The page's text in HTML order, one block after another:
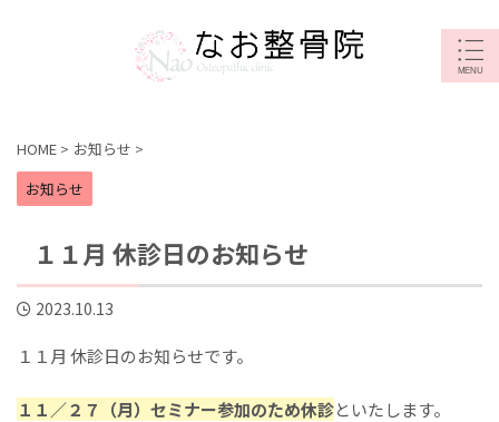
HOME > お知らせ >
お知らせ
１１月 休診日のお知らせ
2023.10.13
１１月 休診日のお知らせです。
１１／２７（月）セミナー参加のため休診といたします。